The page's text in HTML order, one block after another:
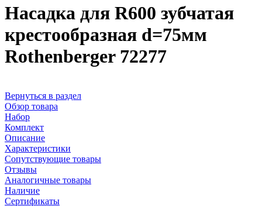
Насадка для R600 зубчатая
крестообразная d=75мм
Rothenberger 72277
Вернуться в раздел
Обзор товара
Набор
Комплект
Описание
Характеристики
Сопутствующие товары
Отзывы
Аналогичные товары
Наличие
Сертификаты